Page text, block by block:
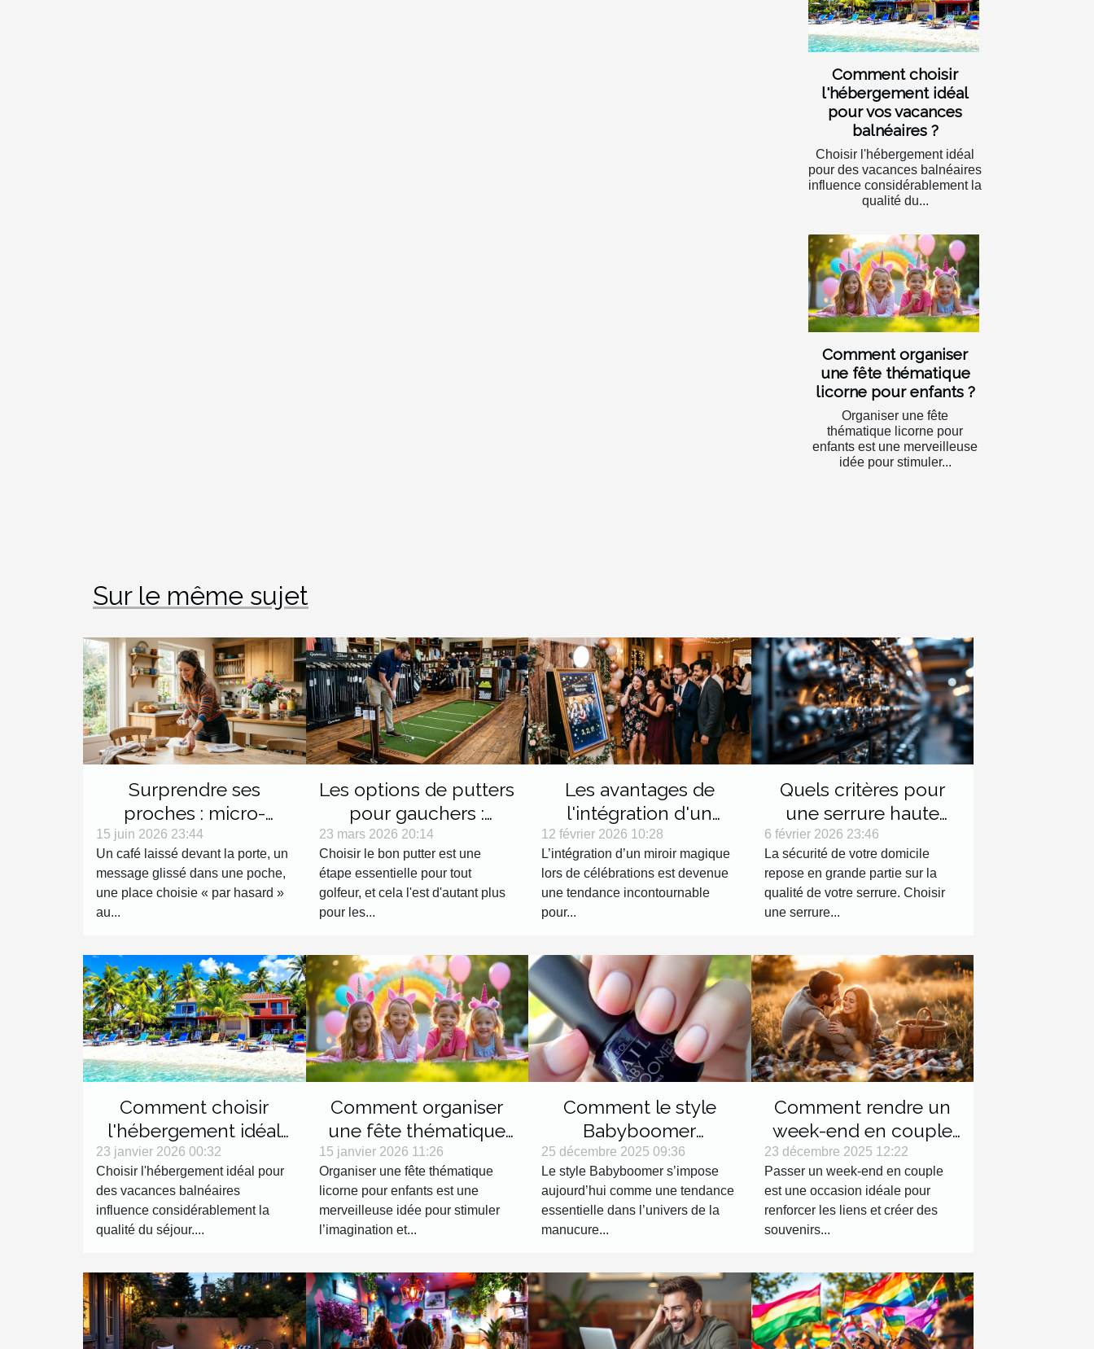
Comment choisir
l'hébergement idéal
pour vos vacances
balnéaires ?
Choisir l'hébergement idéal
pour des vacances balnéaires
influence considérablement la
qualité du...
Comment organiser
une fête thématique
licorne pour enfants ?
Organiser une fête
thématique licorne pour
enfants est une merveilleuse
idée pour stimuler...
Sur le même sujet
Surprendre ses
proches : micro-
surprises du quotidien
15 juin 2026 23:44
Un café laissé devant la porte, un
message glissé dans une poche,
une place choisie « par hasard »
au...
Les options de putters
pour gauchers :
Avantages et sélection
23 mars 2026 20:14
Choisir le bon putter est une
étape essentielle pour tout
golfeur, et cela l'est d'autant plus
pour les...
Les avantages de
l'intégration d'un
miroir magique lors de
célébrations
12 février 2026 10:28
L’intégration d’un miroir magique
lors de célébrations est devenue
une tendance incontournable
pour...
Quels critères pour
une serrure haute
sécurité efficace ?
6 février 2026 23:46
La sécurité de votre domicile
repose en grande partie sur la
qualité de votre serrure. Choisir
une serrure...
Comment choisir
l'hébergement idéal
pour vos vacances
balnéaires ?
23 janvier 2026 00:32
Choisir l'hébergement idéal pour
des vacances balnéaires
influence considérablement la
qualité du séjour....
Comment organiser
une fête thématique
licorne pour enfants ?
15 janvier 2026 11:26
Organiser une fête thématique
licorne pour enfants est une
merveilleuse idée pour stimuler
l’imagination et...
Comment le style
Babyboomer
révolutionne-t-il les
tendances manucures
?
25 décembre 2025 09:36
Le style Babyboomer s’impose
aujourd’hui comme une tendance
essentielle dans l’univers de la
manucure...
Comment rendre un
week-end en couple
inoubliable ?
23 décembre 2025 12:22
Passer un week-end en couple
est une occasion idéale pour
renforcer les liens et créer des
souvenirs...